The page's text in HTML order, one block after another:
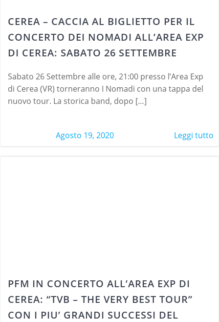
CEREA – CACCIA AL BIGLIETTO PER IL
CONCERTO DEI NOMADI ALL’AREA EXP
DI CEREA: SABATO 26 SETTEMBRE
Sabato 26 Settembre alle ore, 21:00 presso l’Area Exp
di Cerea (VR) torneranno I Nomadi con una tappa del
nuovo tour. La storica band, dopo […]
Agosto 19, 2020 Leggi tutto
PFM IN CONCERTO ALL’AREA EXP DI
CEREA: “TVB – THE VERY BEST TOUR”
CON I PIU’ GRANDI SUCCESSI DEL